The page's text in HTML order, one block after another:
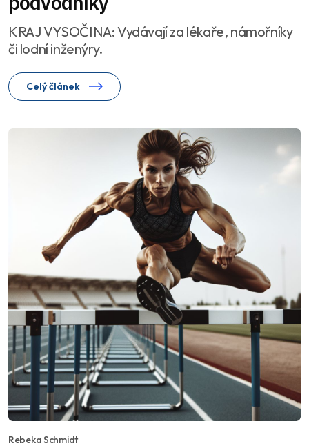
KRAJ VYSOČINA: Vydávají za lékaře, námořníky
či lodní inženýry.
Celý článek
Rebeka Schmidt